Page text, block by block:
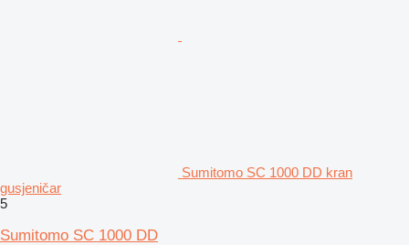
Sumitomo SC 1000 DD kran
gusjeničar
5
Sumitomo SC 1000 DD